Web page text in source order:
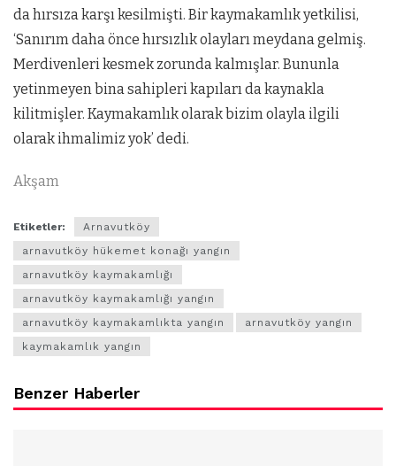
da hırsıza karşı kesilmişti. Bir kaymakamlık yetkilisi,
‘Sanırım daha önce hırsızlık olayları meydana gelmiş.
Merdivenleri kesmek zorunda kalmışlar. Bununla
yetinmeyen bina sahipleri kapıları da kaynakla
kilitmişler. Kaymakamlık olarak bizim olayla ilgili
olarak ihmalimiz yok’ dedi.
Akşam
Etiketler:
Arnavutköy
arnavutköy hükemet konağı yangın
arnavutköy kaymakamlığı
arnavutköy kaymakamlığı yangın
arnavutköy kaymakamlıkta yangın
arnavutköy yangın
kaymakamlık yangın
Benzer Haberler